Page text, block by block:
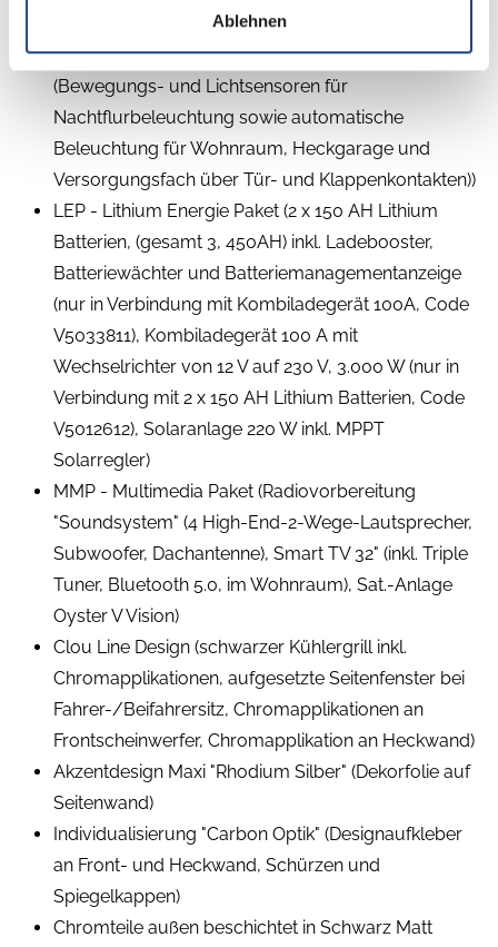
Ablehnen
Schlafsystem für Heckbett, Fliegenschutz-
Schiebetür, Intuitives Beleuchtungskonzept
(Bewegungs- und Lichtsensoren für
Nachtflurbeleuchtung sowie automatische
Beleuchtung für Wohnraum, Heckgarage und
Versorgungsfach über Tür- und Klappenkontakten))
LEP - Lithium Energie Paket (2 x 150 AH Lithium
Batterien, (gesamt 3, 450AH) inkl. Ladebooster,
Batteriewächter und Batteriemanagementanzeige
(nur in Verbindung mit Kombiladegerät 100A, Code
V5033811), Kombiladegerät 100 A mit
Wechselrichter von 12 V auf 230 V, 3.000 W (nur in
Verbindung mit 2 x 150 AH Lithium Batterien, Code
V5012612), Solaranlage 220 W inkl. MPPT
Solarregler)
MMP - Multimedia Paket (Radiovorbereitung
"Soundsystem" (4 High-End-2-Wege-Lautsprecher,
Subwoofer, Dachantenne), Smart TV 32" (inkl. Triple
Tuner, Bluetooth 5.0, im Wohnraum), Sat.-Anlage
Oyster V Vision)
Clou Line Design (schwarzer Kühlergrill inkl.
Chromapplikationen, aufgesetzte Seitenfenster bei
Fahrer-/Beifahrersitz, Chromapplikationen an
Frontscheinwerfer, Chromapplikation an Heckwand)
Akzentdesign Maxi "Rhodium Silber" (Dekorfolie auf
Seitenwand)
Individualisierung "Carbon Optik" (Designaufkleber
an Front- und Heckwand, Schürzen und
Spiegelkappen)
Chromteile außen beschichtet in Schwarz Matt